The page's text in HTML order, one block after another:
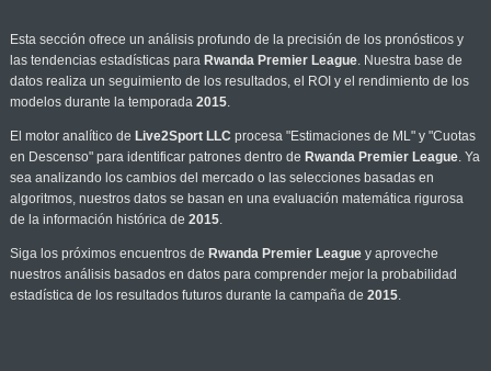
Esta sección ofrece un análisis profundo de la precisión de los pronósticos y
las tendencias estadísticas para Rwanda Premier League. Nuestra base de
datos realiza un seguimiento de los resultados, el ROI y el rendimiento de los
modelos durante la temporada 2015.
El motor analítico de Live2Sport LLC procesa "Estimaciones de ML" y "Cuotas
en Descenso" para identificar patrones dentro de Rwanda Premier League. Ya
sea analizando los cambios del mercado o las selecciones basadas en
algoritmos, nuestros datos se basan en una evaluación matemática rigurosa
de la información histórica de 2015.
Siga los próximos encuentros de Rwanda Premier Leaguey aproveche
nuestros análisis basados en datos para comprender mejor la probabilidad
estadística de los resultados futuros durante la campaña de 2015.